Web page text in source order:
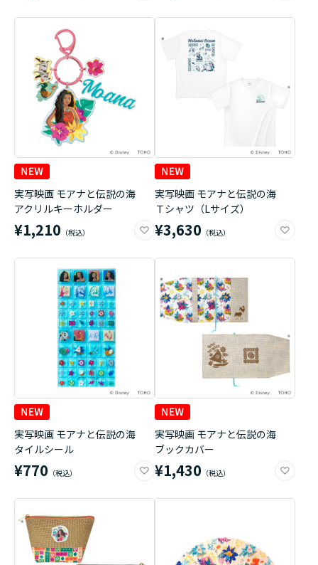
実写映画 モアナと伝説の海
アクリルキーホルダー
¥1,210
実写映画 モアナと伝説の海
Ｔシャツ（Lサイズ）
¥3,630
実写映画 モアナと伝説の海
タイルシール
¥770
実写映画 モアナと伝説の海
ブックカバー
¥1,430